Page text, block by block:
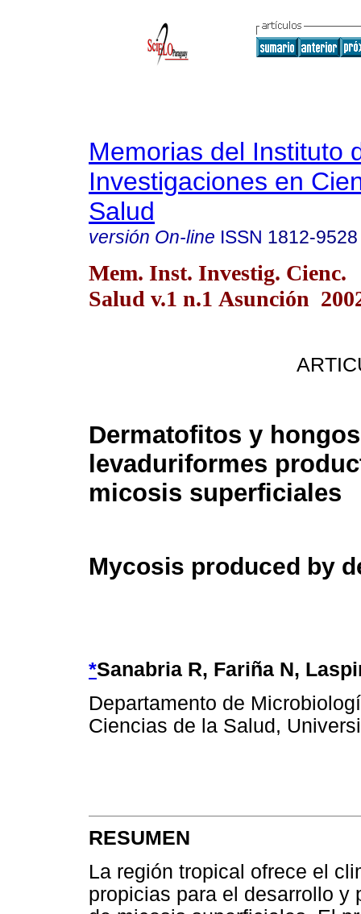
Memorias del Instituto
Investigaciones en
Salud
versión On-line ISSN 1812-9528
Mem. Inst. Investig. Cienc.
Salud v.1 n.1 Asunción
Dermatofitos y hongos
levaduriformes
micosis superficiales
Mycosis produced by
*Sanabria R, Fariña N,
Departamento de
Ciencias de la Salud,
RESUMEN
La región tropical ofrece el
propicias para el desarrollo y